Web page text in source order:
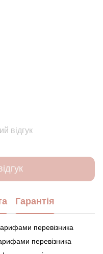
відгук
Гарантія
перевізника
перевізника